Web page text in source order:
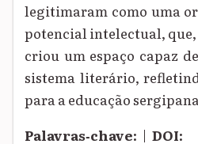
legitimaram como uma
potencial intelectual,
criou um espaço capaz
sistema literário,
para a educação
Palavras‑chave: | DOI: